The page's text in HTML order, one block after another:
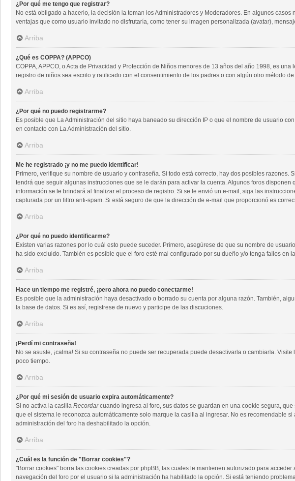
¿Por qué me tengo que registrar?
No está obligado a hacerlo, la decisión la toman los Administradores y Moderadores. En algunos
ventajas que como usuario invitado no disfrutaría, como tener su imagen personalizada (avatar),
Arriba
¿Qué es COPPA? (APPCO)
COPPA, APPCO, o Acta de Privacidad y Protección de Niños menores de 13 años del año 1998, es
registro de niños sea escrito y ratificado con el consentimiento de los padres o con algún otro método
Arriba
¿Por qué no puedo registrarme?
Es posible que La Administración del sitio haya baneado su dirección IP o que el nombre de usuario
en contacto con La Administración del sitio.
Arriba
Me he registrado ¡y no me puedo identificar!
Primero, verifique su nombre de usuario y contraseña. Si todo está correcto, hay dos posibles
tendrá que seguir algunas instrucciones que se le darán para activar la cuenta. Algunos foros
información se le brindará al finalizar el proceso de registro. Si se le envió un e-mail, siga las
capturada por un filtro anti-spam. Si está seguro de que la dirección de e-mail que proporcionó es
Arriba
¿Por qué no puedo identificarme?
Existen varias razones por lo cuál esto puede suceder. Primero, asegúrese de que su nombre de
ha sido excluido. También es posible que el foro esté mal configurado por su dueño y/o tenga fallos en
Arriba
Hace un tiempo me registré, ¡pero ahora no puedo conectarme!
Es posible que la administración haya desactivado o borrado su cuenta por alguna razón. También,
la base de datos. Si es así, registrese de nuevo y participe de las discuciones.
Arriba
¡Perdí mi contraseña!
No se asuste, ¡calma! Si su contraseña no puede ser recuperada puede desactivarla o cambiarla.
poco tiempo.
Arriba
¿Por qué mi sesión de usuario expira automáticamente?
Si no activa la casilla Recordarcuando ingresa al foro, sus datos se guardan en una cookie segura,
que el sistema le reconozca automáticamente solo marque la casilla al ingresar. No es recomendable
administración del foro ha deshabilitado la opción.
Arriba
¿Cuál es la función de "Borrar cookies"?
"Borrar cookies" borra las cookies creadas por phpBB, las cuales le mantienen autorizado para
navegación del foro por el usuario si la administración ha habilitado la opción. Si está teniendo